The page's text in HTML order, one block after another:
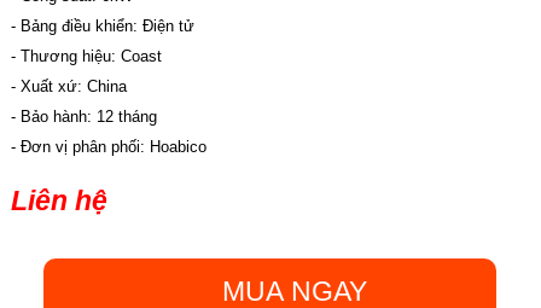
- Bảng điều khiển: Điện tử
- Thương hiệu: Coast
- Xuất xứ: China
- Bảo hành: 12 tháng
- Đơn vị phân phối: Hoabico
Liên hệ
MUA NGAY